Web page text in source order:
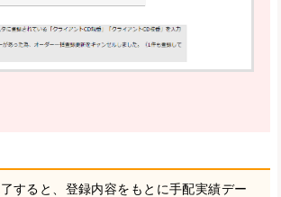
すると、登録内容をもとに手配実績デー